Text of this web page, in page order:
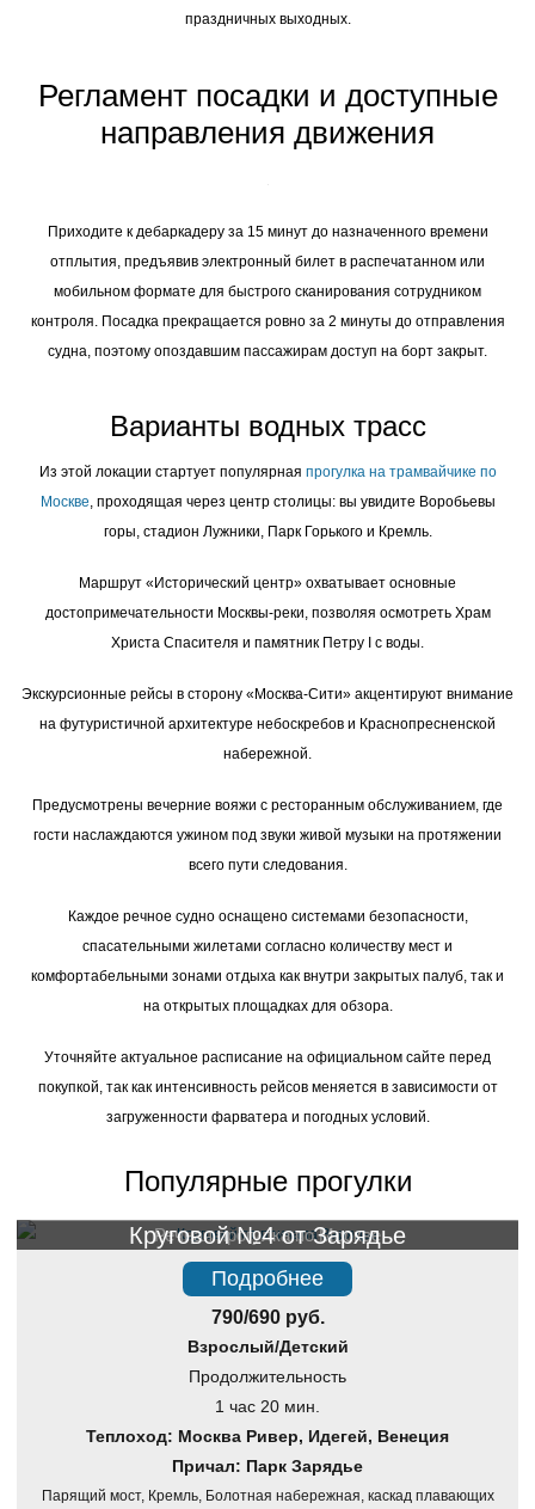
праздничных выходных.
Регламент посадки и доступные
направления движения
Приходите к дебаркадеру за 15 минут до назначенного времени
отплытия, предъявив электронный билет в распечатанном или
мобильном формате для быстрого сканирования сотрудником
контроля. Посадка прекращается ровно за 2 минуты до отправления
судна, поэтому опоздавшим пассажирам доступ на борт закрыт.
Варианты водных трасс
Из этой локации стартует популярная прогулка на трамвайчике по
Москве, проходящая через центр столицы: вы увидите Воробьевы
горы, стадион Лужники, Парк Горького и Кремль.
Маршрут «Исторический центр» охватывает основные
достопримечательности Москвы-реки, позволяя осмотреть Храм
Христа Спасителя и памятник Петру I с воды.
Экскурсионные рейсы в сторону «Москва-Сити» акцентируют внимание
на футуристичной архитектуре небоскребов и Краснопресненской
набережной.
Предусмотрены вечерние вояжи с ресторанным обслуживанием, где
гости наслаждаются ужином под звуки живой музыки на протяжении
всего пути следования.
Каждое речное судно оснащено системами безопасности,
спасательными жилетами согласно количеству мест и
комфортабельными зонами отдыха как внутри закрытых палуб, так и
на открытых площадках для обзора.
Уточняйте актуальное расписание на официальном сайте перед
покупкой, так как интенсивность рейсов меняется в зависимости от
загруженности фарватера и погодных условий.
Популярные прогулки
Речная прогулка по Москве
Круговой №4 от Зарядье
Подробнее
790/690 руб.
Взрослый/Детский
Продолжительность
1 час 20 мин.
Теплоход: Москва Ривер, Идегей, Венеция
Причал: Парк Зарядье
Парящий мост, Кремль, Болотная набережная, каскад плавающих